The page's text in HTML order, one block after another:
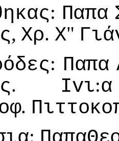
: Παπα
, Χρ. Χ"
: Παπα
. Ivι:α
.
: